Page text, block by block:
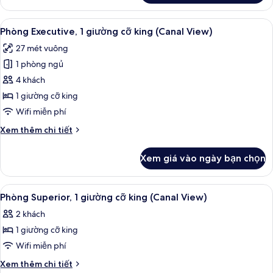
Phòng
Executive,
2
giường
đơn
Xem
tất
cả
ảnh
Phòng
Executive,
1
cỡ
View)
Phòng Executive, 1 giường cỡ king
11
Phòng Executive, 1 giường cỡ king (Canal View)
27 mét vuông
1 phòng ngủ
4 khách
1 giường cỡ king
Wifi miễn phí
Xem thêm chi tiết
Chi
Phòng
Executive,
1
giường
cỡ
king
View)
Xem giá vào ngày bạn chọn
Xem
tất
cả
ảnh
Phòng
Superior,
Phòng Superior, 1 giường cỡ king
7
Phòng Superior, 1 giường cỡ king (Canal View)
2 khách
1 giường cỡ king
Wifi miễn phí
Xem thêm chi tiết
Chi